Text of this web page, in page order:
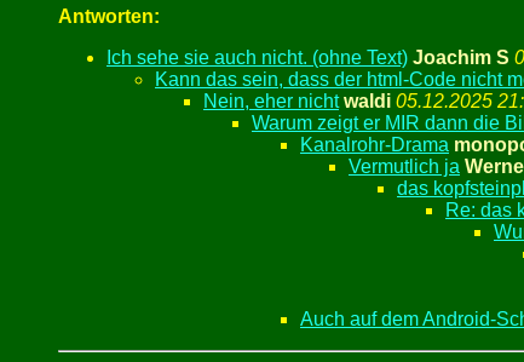
Antworten:
Ich sehe sie auch nicht. (ohne Text) Joachim S
Kann das sein, dass der html-Code nicht
Nein, eher nicht waldi 05.12.2025
Warum zeigt er MIR dann die
Kanalrohr-Drama
Vermutlich ja
das
Re: das
Auch auf dem Android-